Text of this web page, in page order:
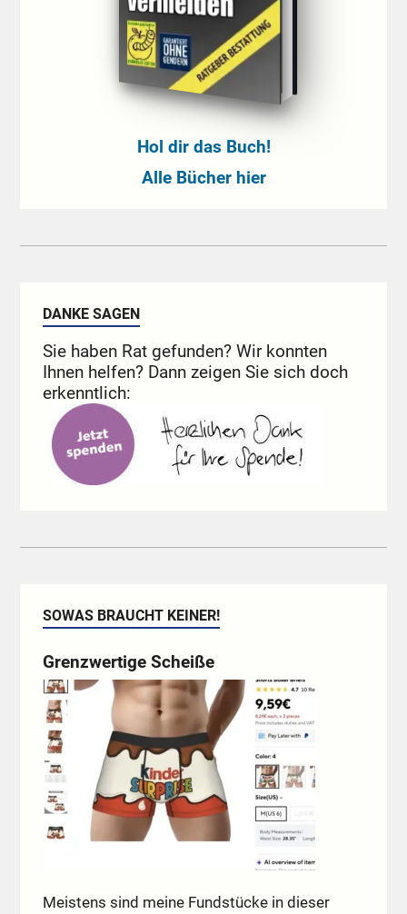
Hol dir das Buch!
Alle Bücher hier
DANKE SAGEN
Sie haben Rat gefunden? Wir konnten
Ihnen helfen? Dann zeigen Sie sich doch
erkenntlich:
SOWAS BRAUCHT KEINER!
Grenzwertige Scheiße
Meistens sind meine Fundstücke in dieser